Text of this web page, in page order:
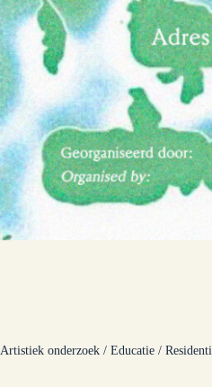
Artistiek onderzoek / Educatie /